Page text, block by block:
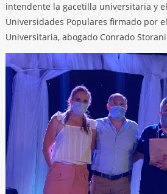
intendente la gacetilla universitaria y
Universidades Populares firmado por
Universitaria, abogado Conrado